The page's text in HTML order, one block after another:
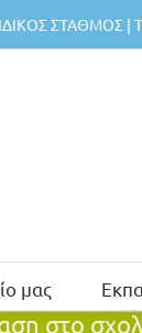
ΣΤΑΘΜΟΣ |
μας
στο